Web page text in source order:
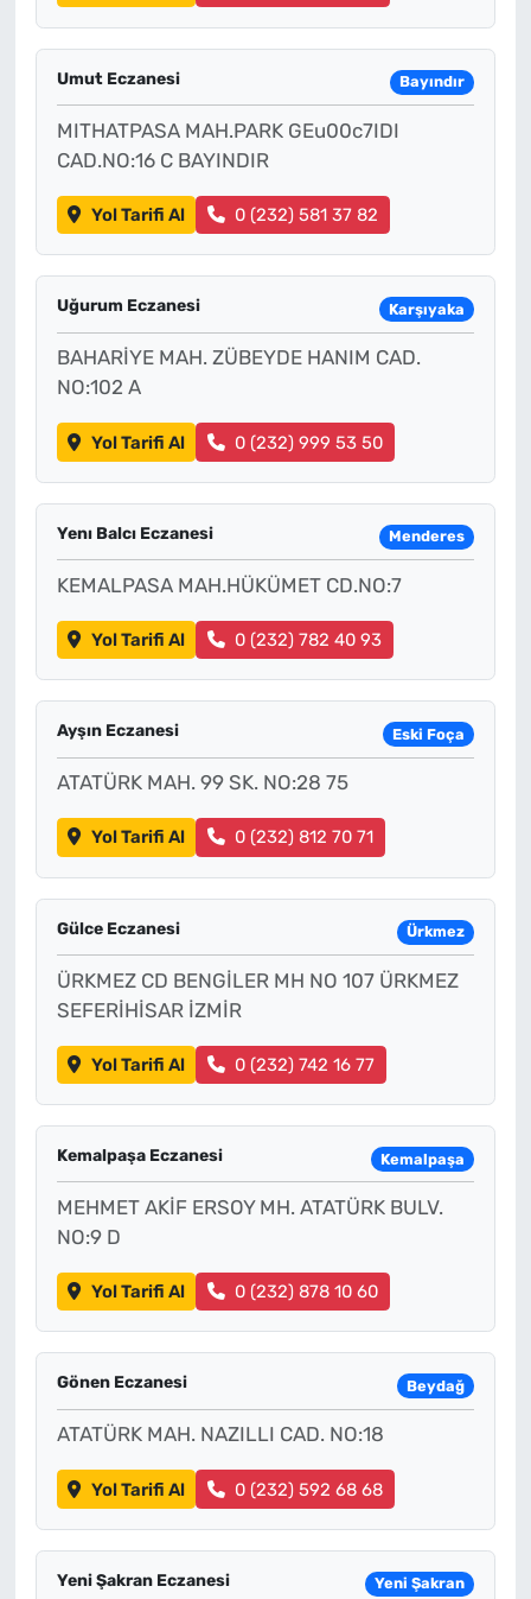
Umut Eczanesi Bayındır
MITHATPASA MAH.PARK GEu00c7IDI
CAD.NO:16 C BAYINDIR
Yol Tarifi Al 0 (232) 581 37 82
Uğurum Eczanesi Karşıyaka
BAHARİYE MAH. ZÜBEYDE HANIM CAD.
NO:102 A
Yol Tarifi Al 0 (232) 999 53 50
Yenı Balcı Eczanesi Menderes
KEMALPASA MAH.HÜKÜMET CD.NO:7
Yol Tarifi Al 0 (232) 782 40 93
Ayşın Eczanesi Eski Foça
ATATÜRK MAH. 99 SK. NO:28 75
Yol Tarifi Al 0 (232) 812 70 71
Gülce Eczanesi Ürkmez
ÜRKMEZ CD BENGİLER MH NO 107 ÜRKMEZ
SEFERİHİSAR İZMİR
Yol Tarifi Al 0 (232) 742 16 77
Kemalpaşa Eczanesi Kemalpaşa
MEHMET AKİF ERSOY MH. ATATÜRK BULV.
NO:9 D
Yol Tarifi Al 0 (232) 878 10 60
Gönen Eczanesi Beydağ
ATATÜRK MAH. NAZILLI CAD. NO:18
Yol Tarifi Al 0 (232) 592 68 68
Yeni Şakran Eczanesi Yeni Şakran